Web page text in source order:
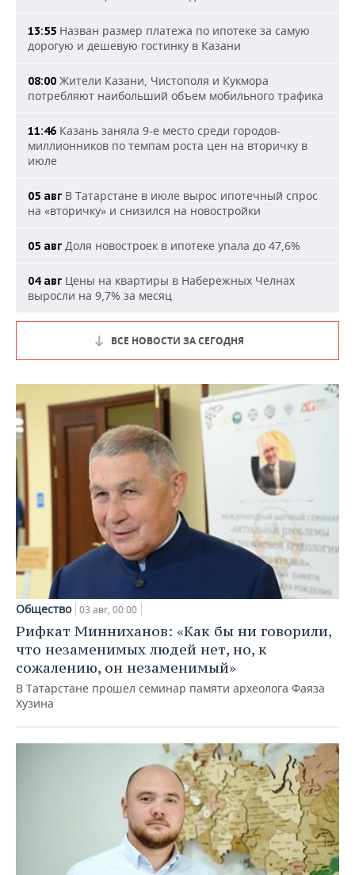
13:55 Назван размер платежа по ипотеке за самую
дорогую и дешевую гостинку в Казани
08:00 Жители Казани, Чистополя и Кукмора
потребляют наибольший объем мобильного трафика
11:46 Казань заняла 9-е место среди городов-
миллионников по темпам роста цен на вторичку в
июле
05 авг В Татарстане в июле вырос ипотечный спрос
на «вторичку» и снизился на новостройки
05 авг Доля новостроек в ипотеке упала до 47,6%
04 авг Цены на квартиры в Набережных Челнах
выросли на 9,7% за месяц
ВСЕ НОВОСТИ ЗА СЕГОДНЯ
Общество 03 авг, 00:00
Рифкат Минниханов: «Как бы ни говорили,
что незаменимых людей нет, но, к
сожалению, он незаменимый»
В Татарстане прошел семинар памяти археолога Фаяза
Хузина